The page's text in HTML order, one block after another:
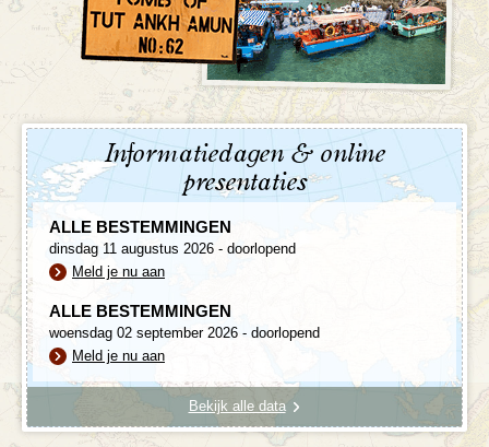
Informatiedagen & online
presentaties
ALLE BESTEMMINGEN
dinsdag 11 augustus 2026 - doorlopend
Meld je nu aan
ALLE BESTEMMINGEN
woensdag 02 september 2026 - doorlopend
Meld je nu aan
Bekijk alle data